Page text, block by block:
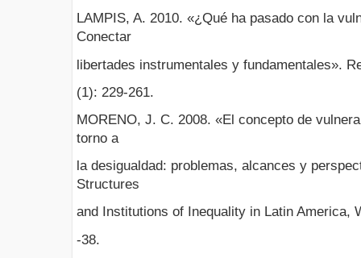
LAMPIS, A. 2010. «¿Qué ha pasado con la
Conectar
libertades instrumentales y fundamentales».
(1): 229-261.
MORENO, J. C. 2008. «El concepto de
torno a
la desigualdad: problemas, alcances y
Structures
and Institutions of Inequality in Latin America,
-38.